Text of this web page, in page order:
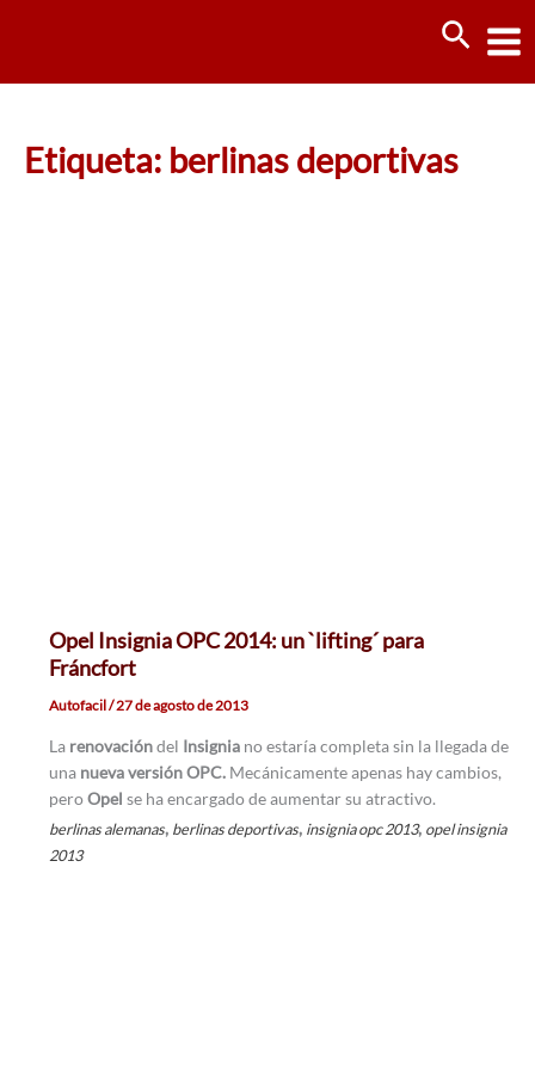
Etiqueta: berlinas deportivas
Opel Insignia OPC 2014: un `lifting´ para
Fráncfort
Autofacil/27 de agosto de 2013
La renovacióndel Insignia no estaría completa sin la llegada de
unanueva versión OPC. Mecánicamente apenas hay cambios,
peroOpel se ha encargado de aumentar su atractivo.
berlinas alemanas, berlinas deportivas, insignia opc 2013, opel insignia
2013